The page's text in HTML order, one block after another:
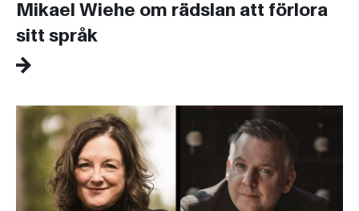
Mikael Wiehe om rädslan att förlora
sitt språk